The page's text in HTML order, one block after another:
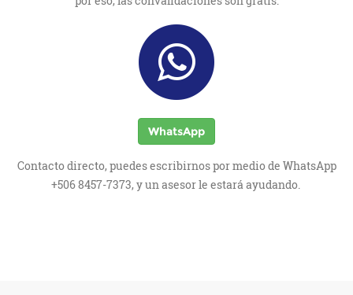
WhatsApp
Contacto directo, puedes escribirnos por medio de WhatsApp
+506 8457-7373, y un asesor le estará ayudando.